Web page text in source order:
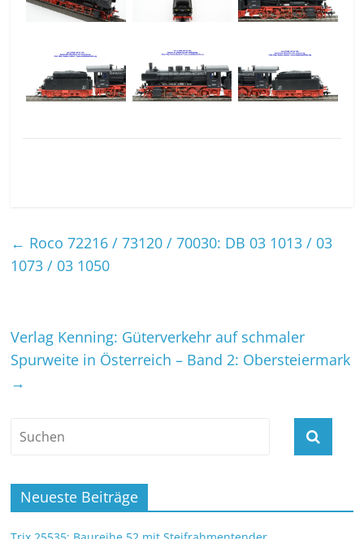
← Roco 72216 / 73120 / 70030: DB 03 1013 / 03
1073 / 03 1050
Verlag Kenning: Güterverkehr auf schmaler
Spurweite in Österreich – Band 2: Obersteiermark
→
Neueste Beiträge